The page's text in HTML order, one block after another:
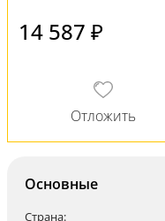
14 587 ₽
Основные
Страна: